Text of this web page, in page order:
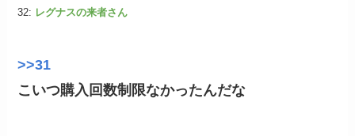
32: レグナスの来者さん
>>31
こいつ購入回数制限なかったんだな